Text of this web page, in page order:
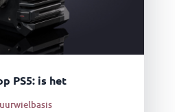
PS5: is het